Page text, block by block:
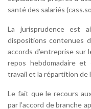
santé des salariés
La jurisprudence est
dispositions contenues
accords d’entreprise sur
repos hebdomadaire et
travail et la répartition de
Le fait que le recours
par l’accord de branche